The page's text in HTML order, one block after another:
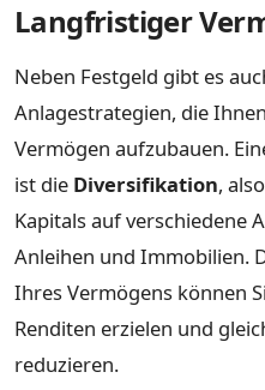
Langfristiger
Neben Festgeld gibt es
Anlagestrategien, die
Vermögen aufzubauen.
ist die Diversifikation,
Kapitals auf verschiedene
Anleihen und Immobilien.
Ihres Vermögens können
Renditen erzielen und
reduzieren.